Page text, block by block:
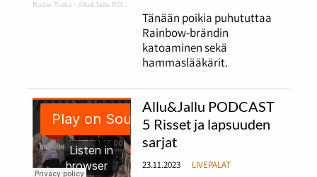
Radio Tutka ·Allu&Jallu PODCAST 6 Tapaus Rainbow ja hammaslääkärissä ilman housuja
Tänään poikia puhututtaa
Rainbow-brändin
katoaminen sekä
hammaslääkärit.
Allu&Jallu PODCAST
5 Risset ja lapsuuden
sarjat
23.11.2023 LIVEPALAT